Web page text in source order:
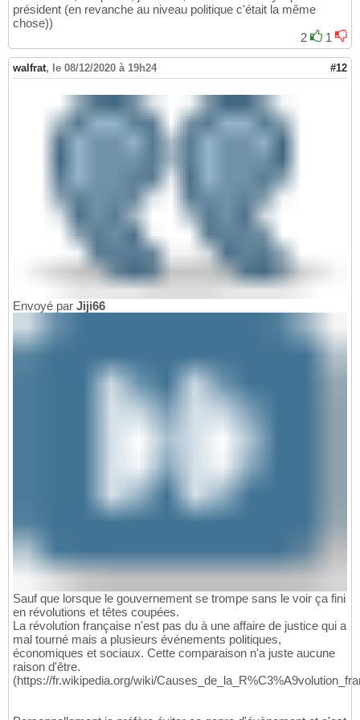
président (en revanche au niveau politique c'était la même
chose))
2
1
walfrat, le 08/12/2020 à 19h24 #12
Envoyé par Jiji66
Sauf que lorsque le gouvernement se trompe sans le voir ça fini
en révolutions et têtes coupées.
La révolution française n'est pas du à une affaire de justice qui a
mal tourné mais a plusieurs événements politiques,
économiques et sociaux. Cette comparaison n'a juste aucune
raison d'être.
(https://fr.wikipedia.org/wiki/